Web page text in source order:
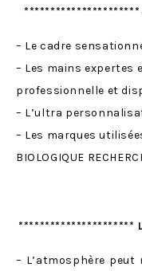
– Le cadre
– Les mains expertes
professionnelle et
– L’ultra
– Les marques utilisées
BIOLOGIQUE
**********************
– L’atmosphère